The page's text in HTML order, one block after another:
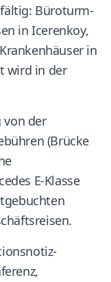
Büroturm-
in Icerenkoy,
in
wird in der
von der
(Brücke
E-Klasse